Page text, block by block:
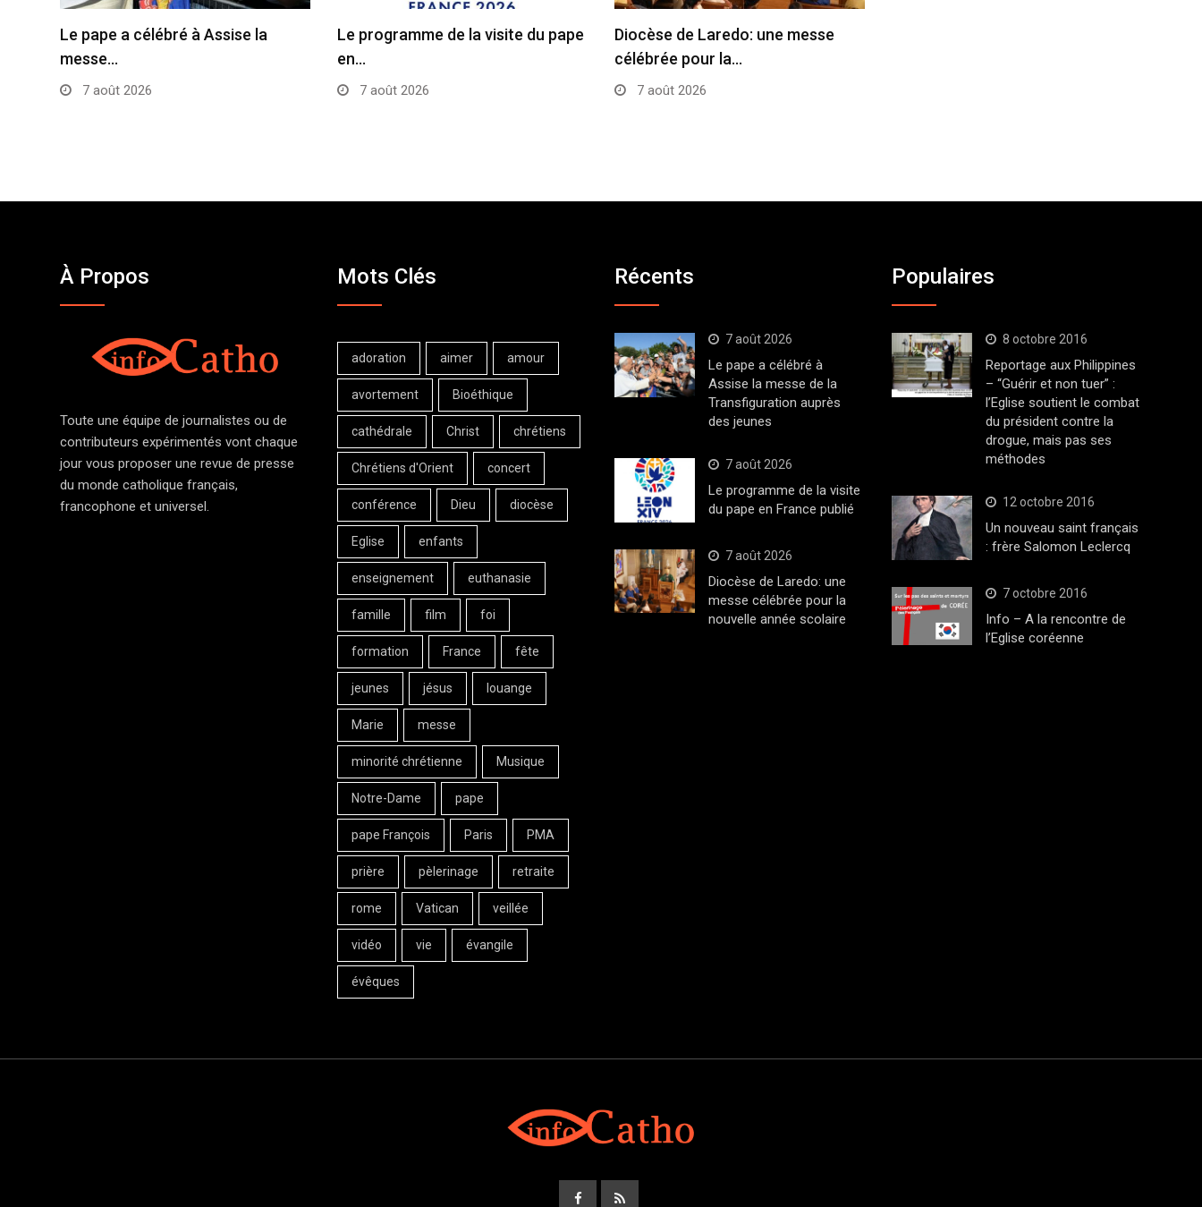
Le pape a célébré à Assise la
messe…
7 août 2026
Le programme de la visite du pape
en…
7 août 2026
Diocèse de Laredo: une messe
célébrée pour la…
7 août 2026
À Propos
Toute une équipe de journalistes ou de
contributeurs expérimentés vont chaque
jour vous proposer une revue de presse
du monde catholique français,
francophone et universel.
Mots Clés
adoration aimer amour
avortement Bioéthique
cathédrale Christ chrétiens
Chrétiens d'Orient concert
conférence Dieu diocèse
Eglise enfants
enseignement euthanasie
famille film foi
formation France fête
jeunes jésus louange
Marie messe
minorité chrétienne Musique
Notre-Dame pape
pape François Paris PMA
prière pèlerinage retraite
rome Vatican veillée
vidéo vie évangile
évêques
Récents
7 août 2026
Le pape a célébré à
Assise la messe de la
Transfiguration auprès
des jeunes
7 août 2026
Le programme de la visite
du pape en France publié
7 août 2026
Diocèse de Laredo: une
messe célébrée pour la
nouvelle année scolaire
Populaires
8 octobre 2016
Reportage aux Philippines
– “Guérir et non tuer” :
l’Eglise soutient le combat
du président contre la
drogue, mais pas ses
méthodes
12 octobre 2016
Un nouveau saint français
: frère Salomon Leclercq
7 octobre 2016
Info – A la rencontre de
l’Eglise coréenne